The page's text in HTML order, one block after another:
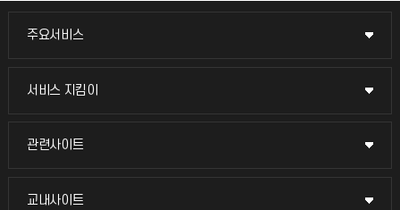
주요서비스
주요서비스
교무회의방송
서비스 지킴이
서비스 지킴이
묻고 답하기
관련사이트
관련사이트
국방헬프콜
교내사이트
교내사이트